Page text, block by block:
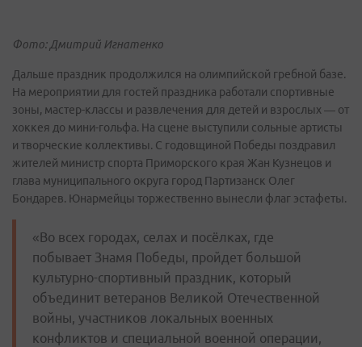
Фото: Дмитрий Игнатенко
Дальше праздник продолжился на олимпийской гребной базе.
На мероприятии для гостей праздника работали спортивные
зоны, мастер-классы и развлечения для детей и взрослых — от
хоккея до мини-гольфа. На сцене выступили сольные артисты
и творческие коллективы. С годовщиной Победы поздравил
жителей министр спорта Приморского края Жан Кузнецов и
глава муниципального округа город Партизанск Олег
Бондарев. Юнармейцы торжественно вынесли флаг эстафеты.
«Во всех городах, селах и посёлках, где
побывает Знамя Победы, пройдет большой
культурно-спортивный праздник, который
объединит ветеранов Великой Отечественной
войны, участников локальных военных
конфликтов и специальной военной операции,